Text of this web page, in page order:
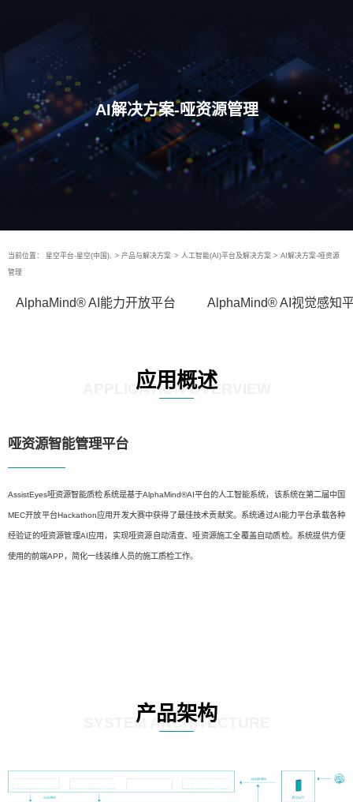
AI解决方案-哑资源管理
当前位置： 星空平台-星空(中国), > 产品与解决方案 > 人工智能(AI)平台及解决方案 > AI解决方案-哑资源
管理
AlphaMind® AI能力开放平台 AlphaMind® AI视觉感知
应用概述
APPLICATION OVERVIEW
哑资源智能管理平台
AssistEyes哑资源智能质检系统是基于AlphaMind®AI平台的人工智能系统，该系统在第二届中国
MEC开放平台Hackathon应用开发大赛中获得了最佳技术贡献奖。系统通过AI能力平台承载各种
经验证的哑资源管理AI应用，实现哑资源自动清查、哑资源施工全覆盖自动质检。系统提供方便
使用的前端APP，简化一线装维人员的施工质检工作。
产品架构
SYSTEM ARCHITECTURE